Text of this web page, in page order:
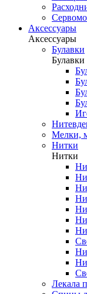
Аксессуары
Аксессуары
Булавки
Булавки
Мелки,
Нитки
Нитки
Лекала